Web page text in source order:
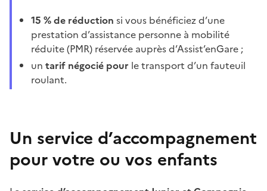
15 % de réduction si vous bénéficiez d’une
prestation d’assistance personne à mobilité
réduite (PMR) réservée auprès d’Assist’enGare ;
un tarif négocié pour le transport d’un fauteuil
roulant.
Un service d’accompagnement
pour votre ou vos enfants